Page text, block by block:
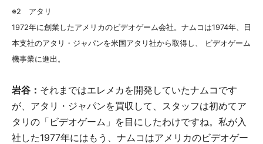
※2 アタリ
1972年に創業したアメリカのビデオゲーム会社。ナムコは1974年、日
本支社のアタリ・ジャパンを米国アタリ社から取得し、 ビデオゲーム
機事業に進出。
岩谷： それまではエレメカを開発していたナムコです
が、アタリ・ジャパンを買収して、スタッフは初めてア
タリの「ビデオゲーム」を目にしたわけですね。私が入
社した1977年にはもう、ナムコはアメリカのビデオゲー